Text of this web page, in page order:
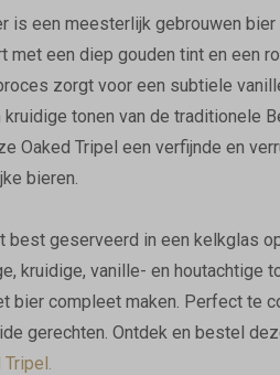
is een meesterlijk gebrouwen
een diep gouden tint en een
zorgt voor een subtiele
tonen van de traditionele
Oaked Tripel een verfijnde en
bieren.
geserveerd in een kelkglas
kruidige, vanille- en houtachtige
bier compleet maken. Perfect te
gerechten. Ontdek en bestel